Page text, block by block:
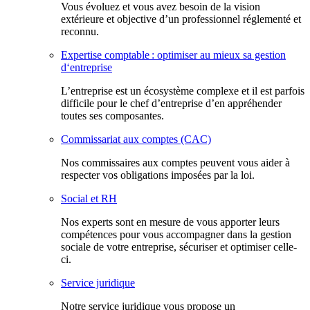
Vous évoluez et vous avez besoin de la vision
extérieure et objective d’un professionnel réglementé et
reconnu.
Expertise comptable : optimiser au mieux sa gestion
d‘entreprise
L’entreprise est un écosystème complexe et il est parfois
difficile pour le chef d’entreprise d’en appréhender
toutes ses composantes.
Commissariat aux comptes (CAC)
Nos commissaires aux comptes peuvent vous aider à
respecter vos obligations imposées par la loi.
Social et RH
Nos experts sont en mesure de vous apporter leurs
compétences pour vous accompagner dans la gestion
sociale de votre entreprise, sécuriser et optimiser celle-
ci.
Service juridique
Notre service juridique vous propose un